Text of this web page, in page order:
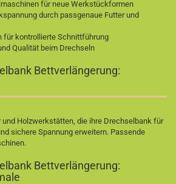
für neue Werkstückformen
durch passgenaue Futter und
für kontrollierte Schnittführung
Qualität beim Drechseln
Bettverlängerung:
und Holzwerkstätten, die ihre Drechselbank für
sichere Spannung erweitern. Passende
.
Bettverlängerung: